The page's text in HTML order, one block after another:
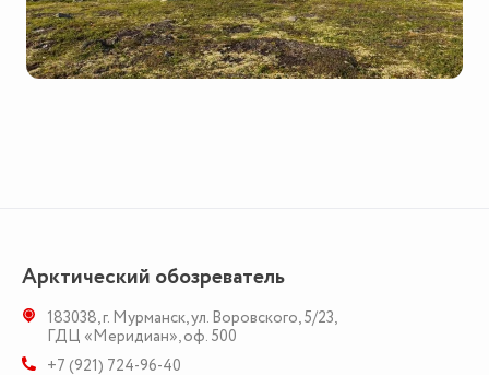
Арктический обозреватель
183038,г. Мурманск,ул. Воровского, 5/23,
ГДЦ «Меридиан», оф. 500
+7 (921) 724-96-40